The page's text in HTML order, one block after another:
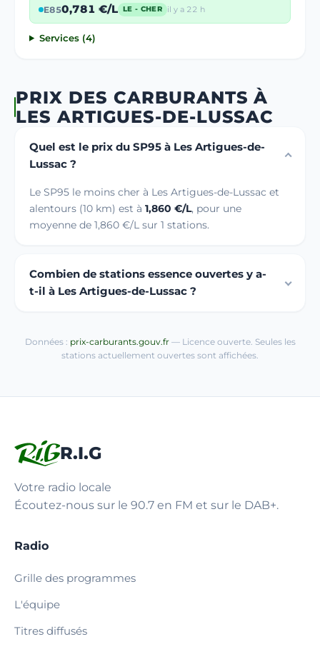
E850,781 €/L LE - CHER il y a 22 h
Services (4)
PRIX DES CARBURANTS À
LES ARTIGUES-DE-LUSSAC
Quel est le prix du SP95 à Les Artigues-de-
Lussac ?
Le SP95 le moins cher à Les Artigues-de-Lussac et
alentours (10 km) est à 1,860 €/L, pour une
moyenne de 1,860 €/L sur 1 stations.
Combien de stations essence ouvertes y a-
t-il à Les Artigues-de-Lussac ?
Données : prix-carburants.gouv.fr— Licence ouverte. Seules les
stations actuellement ouvertes sont affichées.
R.I.G
Votre radio locale
Écoutez-nous sur le 90.7 en FM et sur le DAB+.
Radio
Grille des programmes
L'équipe
Titres diffusés